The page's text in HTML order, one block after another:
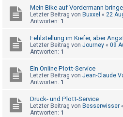
e
r
n
U
n
b
e
Mein Bike auf Vordermann
Letzter Beitrag von Buxxel « 22
Antworten: 1
Fehlstellung im Kiefer, aber
Letzter Beitrag von Journey « 09
Antworten: 1
Ein Online Plott-Service
Letzter Beitrag von Jean-Claude
Antworten: 1
Druck- und Plott-Service
Letzter Beitrag von Besserwisser «
Antworten: 1